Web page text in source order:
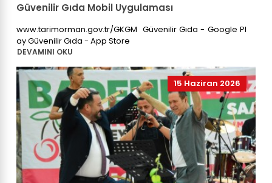
Güvenilir Gıda Mobil Uygulaması
www.tarimorman.gov.tr/GKGM Güvenilir Gıda - Google Pl
ay ‎Güvenilir Gıda - App Store
DEVAMINI OKU
15 Haziran 2026